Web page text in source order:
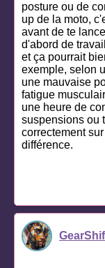
posture ou de
up de la moto,
avant de te
d'abord de
et ça pourrait
exemple, selon
une mauvaise
fatigue
une heure de
suspensions ou
correctement
différence.